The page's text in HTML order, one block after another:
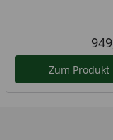
Zum Produkt